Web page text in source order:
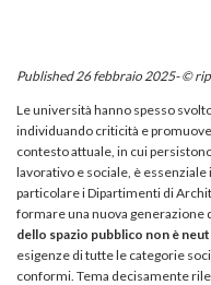
Published 26 febbraio 2025- ©
Le università hanno spesso
individuando criticità e
contesto attuale, in cui
lavorativo e sociale, è
particolare i Dipartimenti di
formare una nuova generazione
dello spazio pubblico non è
esigenze di tutte le categorie
conformi. Tema decisamente